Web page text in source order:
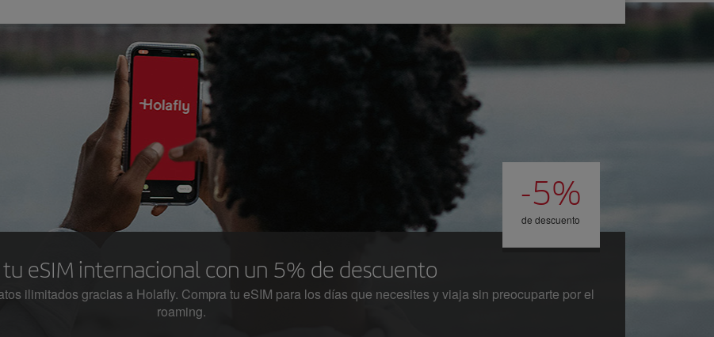
-5%
de descuento
eSIM internacional con un 5% de descuento
ilimitados gracias a Holafly. Compra tu eSIM para los días que necesites y viaja sin preocuparte por el
roaming.